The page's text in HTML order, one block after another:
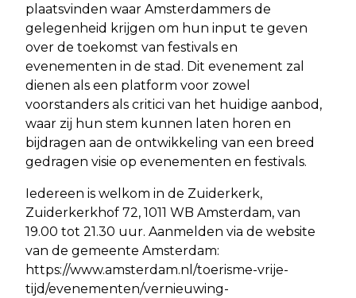
plaatsvinden waar Amsterdammers de
gelegenheid krijgen om hun input te geven
over de toekomst van festivals en
evenementen in de stad. Dit evenement zal
dienen als een platform voor zowel
voorstanders als critici van het huidige aanbod,
waar zij hun stem kunnen laten horen en
bijdragen aan de ontwikkeling van een breed
gedragen visie op evenementen en festivals.
Iedereen is welkom in de Zuiderkerk,
Zuiderkerkhof 72, 1011 WB Amsterdam, van
19.00 tot 21.30 uur. Aanmelden via de website
van de gemeente Amsterdam:
https://www.amsterdam.nl/toerisme-vrije-
tijd/evenementen/vernieuwing-